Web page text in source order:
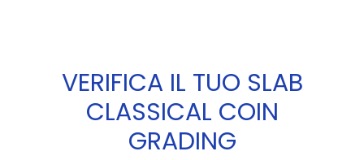
VERIFICA IL TUO SLAB
CLASSICAL COIN
GRADING